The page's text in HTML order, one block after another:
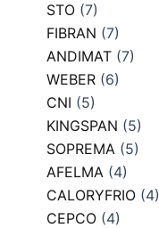
STO (7)
FIBRAN (7)
ANDIMAT (7)
WEBER (6)
CNI (5)
KINGSPAN (5)
SOPREMA (5)
AFELMA (4)
CALORYFRIO (4)
CEPCO (4)